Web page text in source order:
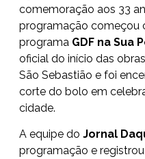
comemoração aos 33
programação começou
programa GDF na Sua
oficial do início das
São Sebastião e foi
corte do bolo em
cidade.
A equipe do Jornal
programação e